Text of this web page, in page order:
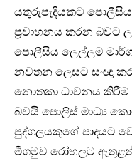
යතුරුපැදියකට පොලීසිය
ප්‍රවාහනය කරන බවට
පොලීසිය ලෙල්ලම
නවතන ලෙසට සංඥා
නොතකා ධාවනය කිරීම
බවයි පොලිස් මාධ්‍ය
පුද්ගලයකුගේ පාදයට
මීගමුව රෝහලට ඇතුළත්